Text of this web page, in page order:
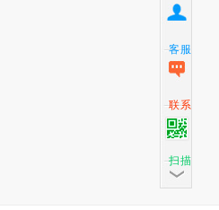
客服
联系
扫描